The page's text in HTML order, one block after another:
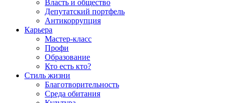
Власть и общество
Депутатский портфель
Антикоррупция
Карьера
Мастер-класс
Профи
Образование
Кто есть кто?
Стиль жизни
Благотворительность
Среда обитания